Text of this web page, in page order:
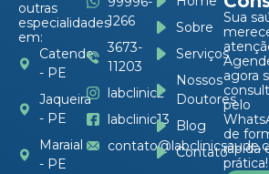
outras
especialidades
em:
Catende
- PE
Jaqueira
- PE
Maraial
- PE
1266
3673-
11203
labclinic2
labclinic13
Sobre
Serviços
Nossos
Doutores
Blog
Contato
Sua
agora
pelo
de
rápida
prática!